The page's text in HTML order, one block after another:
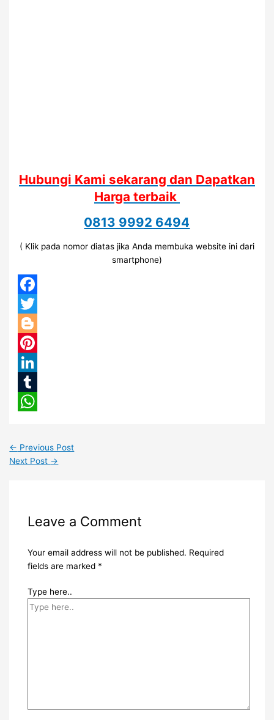
Hubungi Kami sekarang dan Dapatkan
Harga terbaik
0813 9992 6494
( Klik pada nomor diatas jika Anda membuka website ini dari
smartphone)
Facebook
Twitter
Blogger
Pinterest
LinkedIn
Tumblr
← Previous Post
Next Post →
Leave a Comment
Your email address will not be published. Required
fields are marked *
Type here..